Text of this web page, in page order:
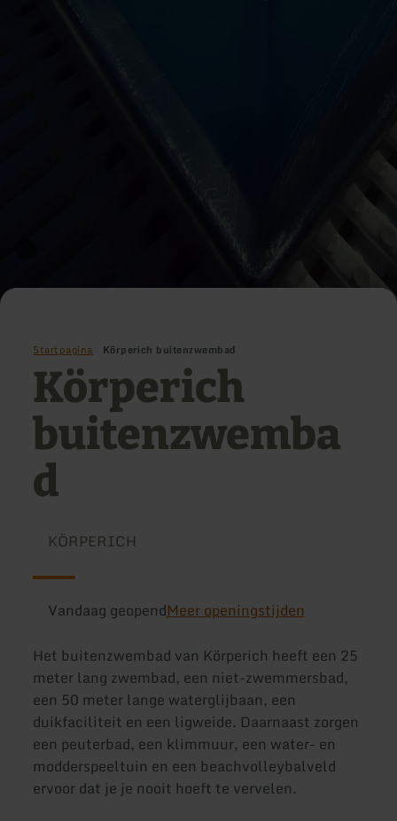
Startpagina Körperich buitenzwembad
Körperich
buitenzwemba
d
KÖRPERICH
Vandaag geopendMeer openingstijden
Het buitenzwembad van Körperich heeft een 25
meter lang zwembad, een niet-zwemmersbad,
een 50 meter lange waterglijbaan, een
duikfaciliteit en een ligweide. Daarnaast zorgen
een peuterbad, een klimmuur, een water- en
modderspeeltuin en een beachvolleybalveld
ervoor dat je je nooit hoeft te vervelen.